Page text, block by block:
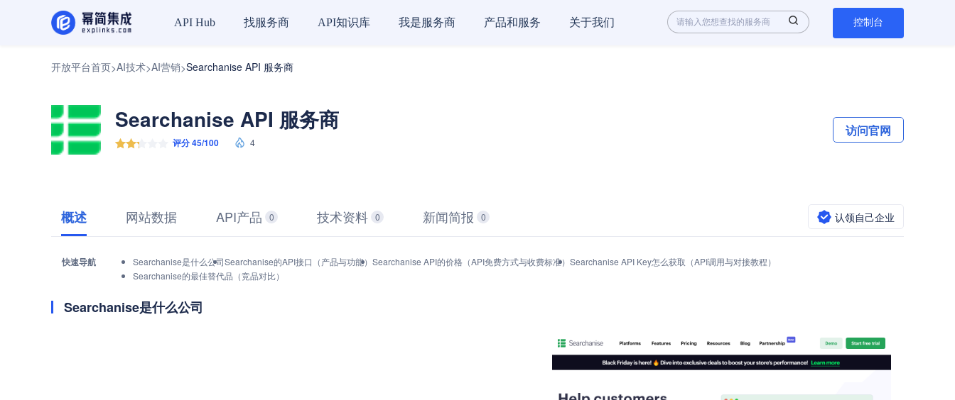
API Hub 找服务商 API知识库 我是服务商 产品和服务 关于我们 控制台
开放平台首页>AI技术>AI营销>Searchanise API 服务商
Searchanise API 服务商
评分 45/100 4
访问官网
概述 网站数据 API产品 0 技术资料 0 新闻简报 0 认领自己企业
快速导航 Searchanise是什么公司Searchanise的API接口（产品与功能） Searchanise API的价格（API免费方式与收费标准） Searchanise API Key怎么获取（API调用与对接教程）
Searchanise的最佳替代品（竞品对比）
Searchanise是什么公司